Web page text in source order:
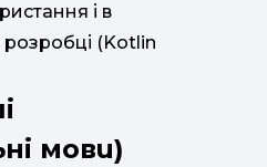
і в
(Kotlin
мови)